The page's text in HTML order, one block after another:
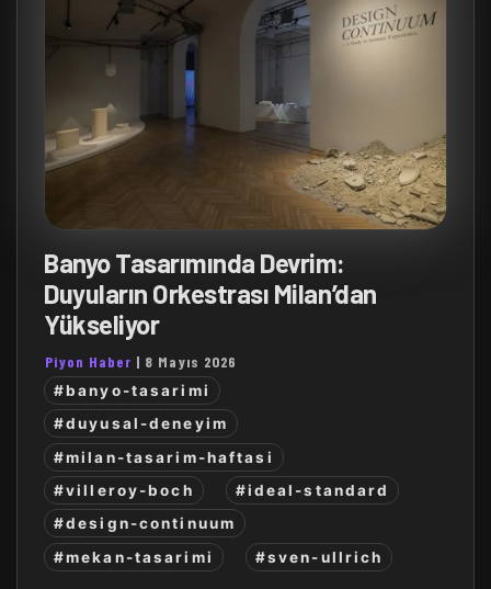
Banyo Tasarımında Devrim:
Duyuların Orkestrası Milan’dan
Yükseliyor
Piyon Haber | 8 Mayıs 2026
#banyo-tasarimi
#duyusal-deneyim
#milan-tasarim-haftasi
#villeroy-boch
#ideal-standard
#design-continuum
#mekan-tasarimi
#sven-ullrich